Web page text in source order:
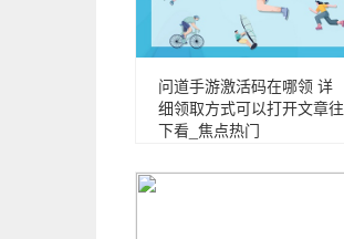
问道手游激活码在哪领 详
细领取方式可以打开文章往
下看_焦点热门